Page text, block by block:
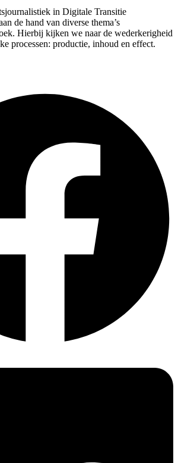
in Digitale Transitie
de hand van diverse thema’s
Hierbij kijken we naar de wederkerigheid
processen: productie, inhoud en effect.